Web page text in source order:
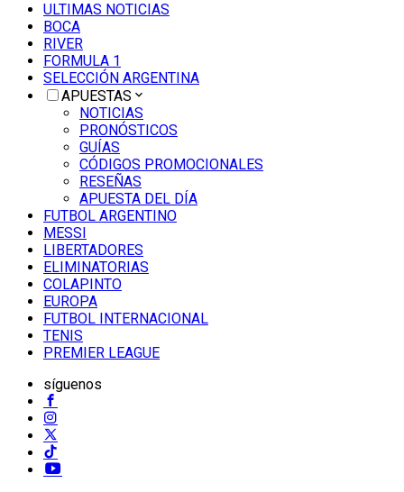
ULTIMAS NOTICIAS
BOCA
RIVER
FORMULA 1
SELECCIÓN ARGENTINA
APUESTAS
NOTICIAS
PRONÓSTICOS
GUÍAS
CÓDIGOS PROMOCIONALES
RESEÑAS
APUESTA DEL DÍA
FUTBOL ARGENTINO
MESSI
LIBERTADORES
ELIMINATORIAS
COLAPINTO
EUROPA
FUTBOL INTERNACIONAL
TENIS
PREMIER LEAGUE
síguenos